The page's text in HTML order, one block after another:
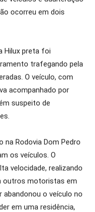
ocorreu em dois
Hilux preta foi
trafegando pela
O veículo, com
acompanhado por
suspeito de
Rodovia Dom Pedro
os veículos. O
velocidade, realizando
outros motoristas em
o veículo no
em uma residência,